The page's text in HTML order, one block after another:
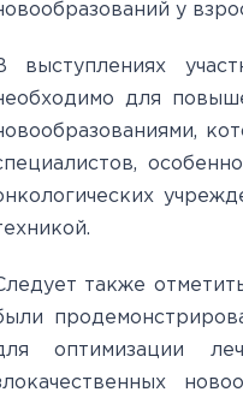
у
выступлениях
для
также
оптимизации